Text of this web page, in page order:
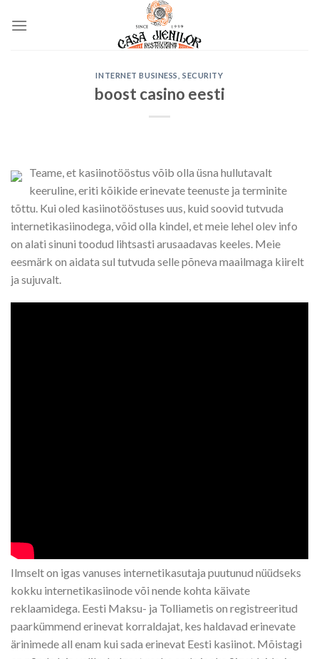
INTERNET BUSINESS, SECURITY
boost casino eesti
Teame, et kasiinotööstus võib olla üsna hullutavalt
keeruline, eriti kõikide erinevate teenuste ja terminite
tõttu. Kui oled kasiinotööstuses uus, kuid soovid tutvuda
internetikasiinodega, võid olla kindel, et meie lehel olev info
on alati sinuni toodud lihtsasti arusaadavas keeles. Meie
eesmärk on aidata sul tutvuda selle põneva maailmaga kiirelt
ja sujuvalt.
Ilmselt on igas vanuses internetikasutaja puutunud nüüdseks
kokku internetikasiinode või nende kohta käivate
reklaamidega. Eesti Maksu- ja Tolliametis on registreeritud
paarkümmend erinevat korraldajat, kes haldavad erinevate
ärinimede all enam kui sada erinevat Eesti kasiinot. Mõistagi